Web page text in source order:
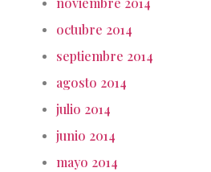
octubre 2014
septiembre 2014
agosto 2014
julio 2014
junio 2014
mayo 2014